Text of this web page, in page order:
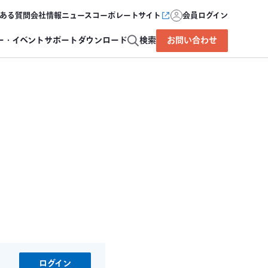
る質問会社情報ニュースコーポレートサイト 会員ログイン
・イベントサポートダウンロード 検索 お問い合わせ
ログイン